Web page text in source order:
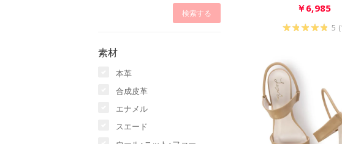
素材
本革
合成皮革
エナメル
スエード
￥6,985
5